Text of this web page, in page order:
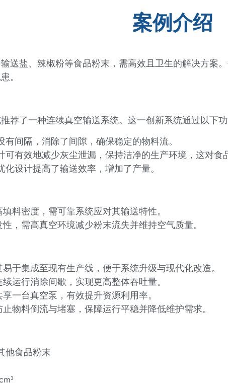
案例介绍
送盐、辣椒粉等食品粉末，需高效且卫生的解决方案
。
荐了一种连续真空输送系统。这一创新系统通过以下
有间隔，消除了间隙，确保稳定的物料流。
可有效地减少灰尘泄漏，保持洁净的生产环境，这对食
化设计提高了输送效率，增加了产量。
料密度，需可靠系统应对其输送特性。
，需高真空环境减少粉末流失并维持空气质量。
易于集成至现有生产线，便于系统升级与现代化改造。
运行消除间歇，实现更高整体吞吐量。
一台真空泵，有效提升资源利用率。
物料倒流与堵塞，保障运行平稳并降低维护需求。
他食品粉末